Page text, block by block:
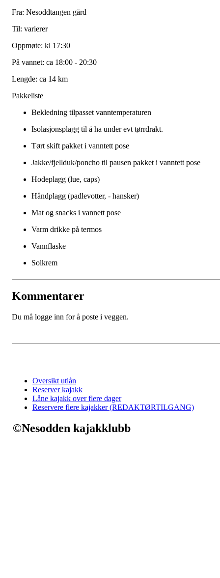
Fra: Nesoddtangen gård
Til: varierer
Oppmøte: kl 17:30
På vannet: ca 18:00 - 20:30
Lengde: ca 14 km
Pakkeliste
Bekledning tilpasset vanntemperaturen
Isolasjonsplagg til å ha under evt tørrdrakt.
Tørt skift pakket i vanntett pose
Jakke/fjellduk/poncho til pausen pakket i vanntett pose
Hodeplagg (lue, caps)
Håndplagg (padlevotter, - hansker)
Mat og snacks i vannett pose
Varm drikke på termos
Vannflaske
Solkrem
Kommentarer
Du må logge inn for å poste i veggen.
Oversikt utlån
Reserver kajakk
Låne kajakk over flere dager
Reservere flere kajakker (REDAKTØRTILGANG)
©Nesodden kajakklubb